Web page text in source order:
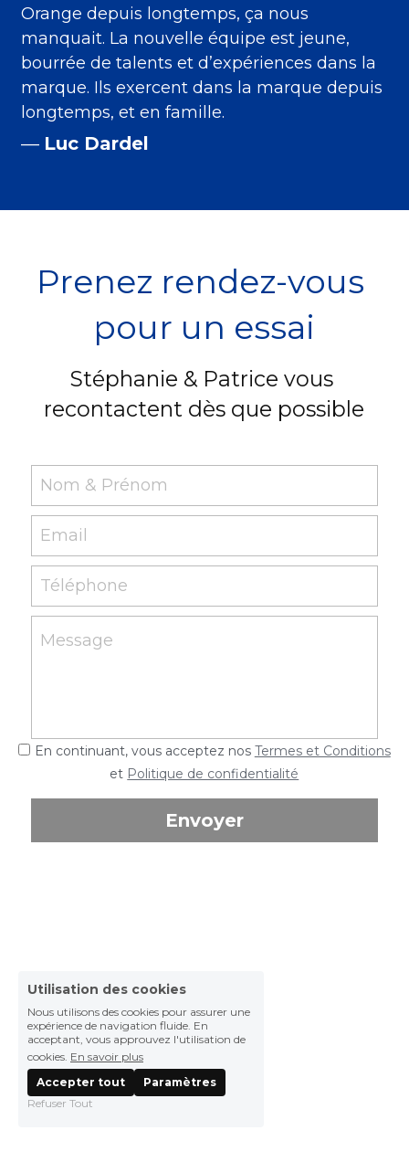
Orange depuis longtemps, ça nous
manquait. La nouvelle équipe est jeune,
bourrée de talents et d’expériences dans la
marque. Ils exercent dans la marque depuis
longtemps, et en famille.
— Luc Dardel
Prenez rendez-vous
pour un essai
Stéphanie & Patrice vous
recontactent dès que possible
Nom & Prénom
Email
Téléphone
Message
En continuant, vous acceptez nos Termes et Conditions
et Politique de confidentialité
Envoyer
Utilisation des cookies
Nous utilisons des cookies pour assurer une
expérience de navigation fluide. En
acceptant, vous approuvez l'utilisation de
cookies. En savoir plus
Accepter tout
Paramètres
Refuser Tout